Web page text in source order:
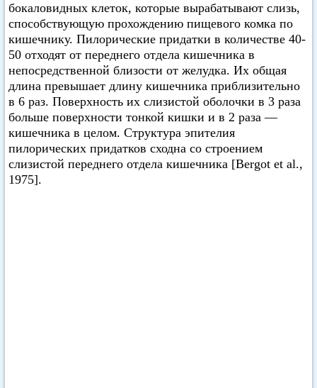
бокаловидных клеток, которые вырабатывают слизь,
способствующую прохождению пищевого комка по
кишечнику. Пилорические придатки в количестве 40-
50 отходят от переднего отдела кишечника в
непосредственной близости от желудка. Их общая
длина превышает длину кишечника приблизительно
в 6 раз. Поверхность их слизистой оболочки в 3 раза
больше поверхности тонкой кишки и в 2 раза —
кишечника в целом. Структура эпителия
пилорических придатков сходна со строением
слизистой переднего отдела кишечника [Bergot et al.,
1975].